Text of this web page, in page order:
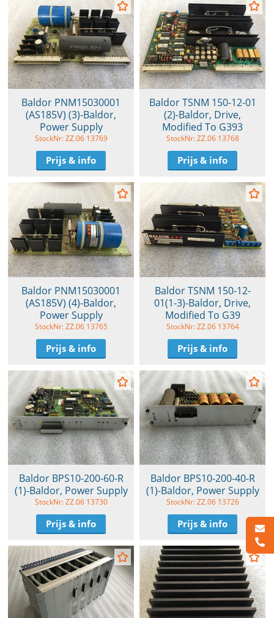
Baldor PNM15030001
(AS185V) (3)-Baldor,
Power Supply
StockNr: ZZ.06 13769
Prijs & info
Baldor TSNM 150-12-01
(2)-Baldor, Drive,
Modified To G393
StockNr: ZZ.06 13768
Prijs & info
Baldor PNM15030001
(AS185V) (4)-Baldor,
Power Supply
StockNr: ZZ.06 13765
Prijs & info
Baldor TSNM 150-12-
01(1-3)-Baldor, Drive,
Modified To G39
StockNr: ZZ.06 13764
Prijs & info
Baldor BPS10-200-60-R
(1)-Baldor, Power Supply
StockNr: ZZ.06 13730
Prijs & info
Baldor BPS10-200-40-R
(1)-Baldor, Power Supply
StockNr: ZZ.06 13726
Prijs & info